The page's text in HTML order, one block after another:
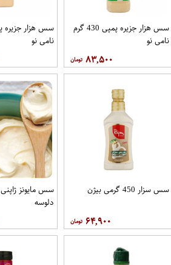
سس هزار جزیره پمپی 430 گرم
نامی نو
۸۳,۵۰۰
نامی نو
سس سزار 450 گرمی بیژن
۶۴,۹۰۰
دلوسه